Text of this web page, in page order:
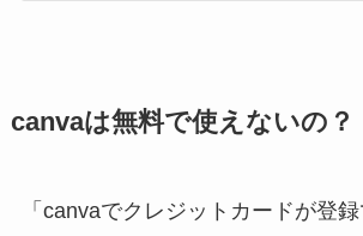
canvaは無料で使えないの？
「canvaでクレジットカードが登